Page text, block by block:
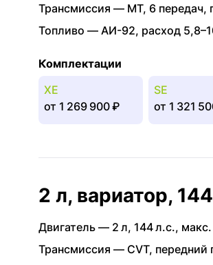
Трансмиссия — MT, 6 передач,
Топливо — АИ-92, расход
Комплектации
XE
от 1 269 900 ₽
SE
от 1 321
2 л, вариатор,
Двигатель — 2 л, 144 л.с.,
Трансмиссия — CVT, передний